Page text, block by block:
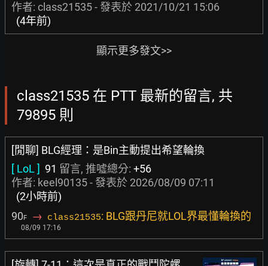
作者: class21535 - 發表於 2021/10/21 15:06
(4年前)
顯示更多發文>>
class21535 在 PTT 最新的留言, 共
79895 則
[閒聊] BLG經理：是Bin主動提出希望輪換
[ LoL ] 91 留言, 推噓總分: +56
作者: keel90135- 發表於 2026/08/09 07:11
(2小時前)
90F → class21535: BLG跟丹尼就LOL界最懂輪換的
08/09 17:16